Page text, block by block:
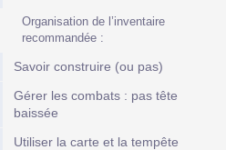
Organisation de l’inventaire
recommandée :
Savoir construire (ou pas)
Gérer les combats : pas tête
baissée
Utiliser la carte et la tempête